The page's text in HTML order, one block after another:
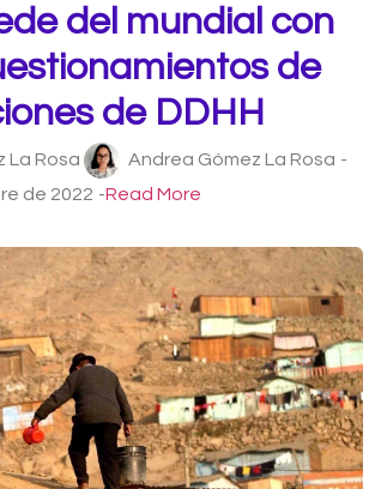
del mundial con
de
de DDHH
La Rosa Andrea Gómez La Rosa -
de 2022 -Read More